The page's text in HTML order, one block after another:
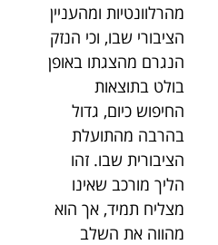
מהרלוונטיות ומהעניין
הציבורי שבו, וכי הנזק
הנגרם מהצגתו באופן
בולט בתוצאות
החיפוש כיום, גדול
בהרבה מהתועלת
הציבורית שבו. זהו
הליך מורכב שאינו
מצליח תמיד, אך הוא
מהווה את השלב